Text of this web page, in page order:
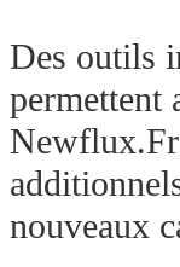
Des outils
permettent
Newflux.Fr
nouveaux